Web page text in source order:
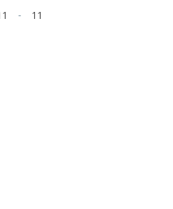
Minimum Price
-
Maximum Price